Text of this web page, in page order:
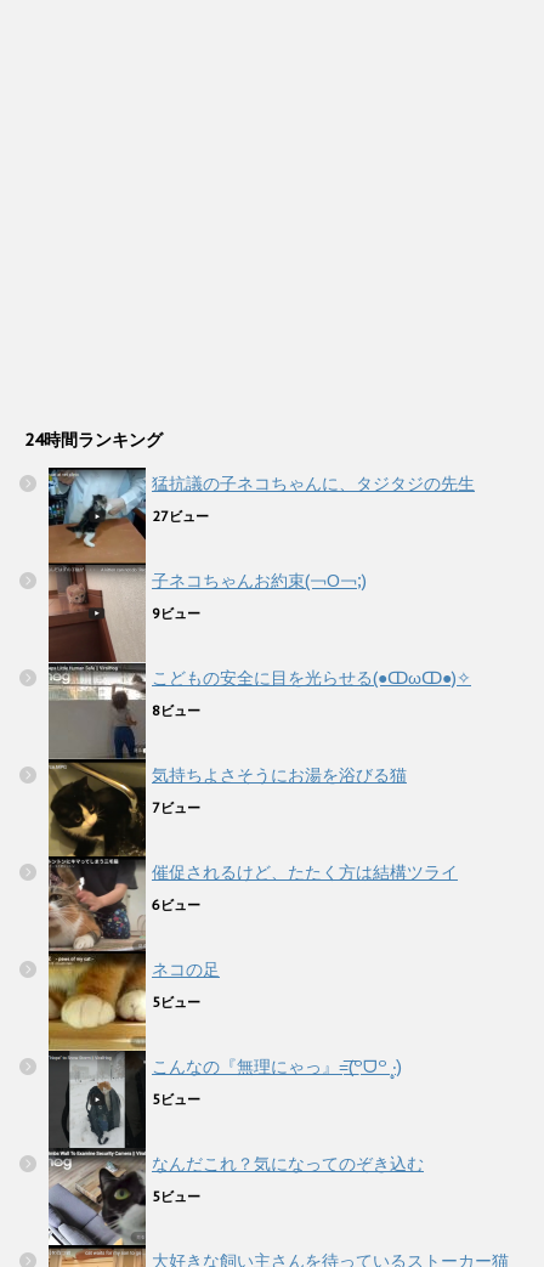
24時間ランキング
猛抗議の子ネコちゃんに、タジタジの先生
27ビュー
子ネコちゃんお約束(￢Ο￢;)
9ビュー
こどもの安全に目を光らせる(●ↀωↀ●)✧
8ビュー
気持ちよさそうにお湯を浴びる猫
7ビュー
催促されるけど、たたく方は結構ツライ
6ビュー
ネコの足
5ビュー
こんなの『無理にゃっ』=͟͟͞͞(꒪ᗜ꒪ ‧̣̥̇)
5ビュー
なんだこれ？気になってのぞき込む
5ビュー
大好きな飼い主さんを待っているストーカー猫